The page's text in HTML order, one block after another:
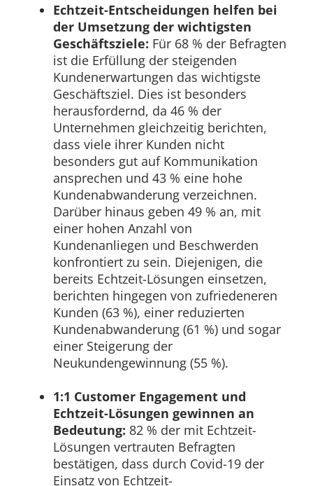
Echtzeit-Entscheidungen helfen bei
der Umsetzung der wichtigsten
Geschäftsziele: Für 68 % der Befragten
ist die Erfüllung der steigenden
Kundenerwartungen das wichtigste
Geschäftsziel. Dies ist besonders
herausfordernd, da 46 % der
Unternehmen gleichzeitig berichten,
dass viele ihrer Kunden nicht
besonders gut auf Kommunikation
ansprechen und 43 % eine hohe
Kundenabwanderung verzeichnen.
Darüber hinaus geben 49 % an, mit
einer hohen Anzahl von
Kundenanliegen und Beschwerden
konfrontiert zu sein. Diejenigen, die
bereits Echtzeit-Lösungen einsetzen,
berichten hingegen von zufriedeneren
Kunden (63 %), einer reduzierten
Kundenabwanderung (61 %) und sogar
einer Steigerung der
Neukundengewinnung (55 %).
1:1 Customer Engagement und
Echtzeit-Lösungen gewinnen an
Bedeutung: 82 % der mit Echtzeit-
Lösungen vertrauten Befragten
bestätigen, dass durch Covid-19 der
Einsatz von Echtzeit-